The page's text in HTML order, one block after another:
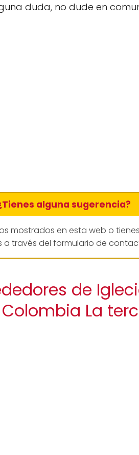
duda, no dude en
alguna sugerencia?
mostrados en esta web o
través del formulario de
de
La